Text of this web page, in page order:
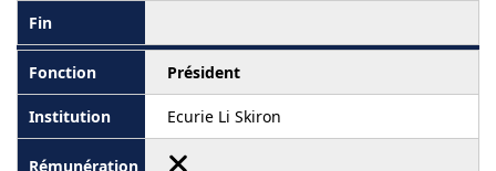
Président
Ecurie Li Skiron